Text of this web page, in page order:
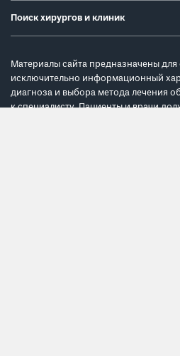
Для прессы
Материалы сайта предназначены
исключительно информационный